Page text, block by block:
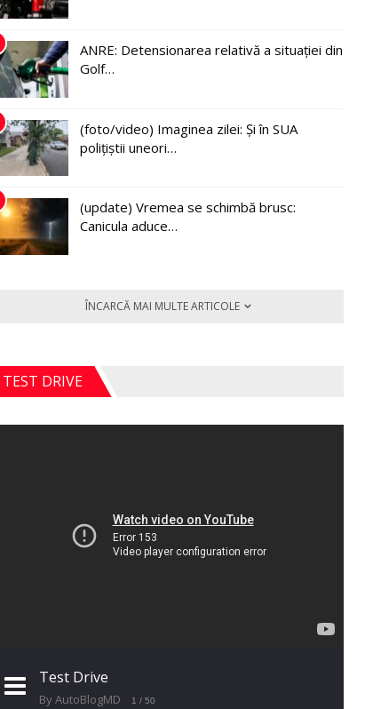
ANRE: Detensionarea relativă a situației din
Golf…
(foto/video) Imaginea zilei: Și în SUA
polițiștii uneori…
(update) Vremea se schimbă brusc:
Canicula aduce…
ÎNCARCĂ MAI MULTE ARTICOLE
TEST DRIVE
Test Drive
By AutoBlogMD 1 / 50